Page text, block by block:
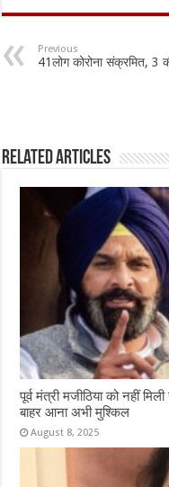
e
b
o
at
sA
p
Previous
41लोग कोरोना संक्रमित, 3
Related Articles
पूर्व मंत्री मजीठिया को नहीं
बाहर आना अभी मुश्किल
August 8, 2025